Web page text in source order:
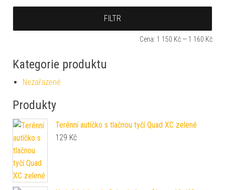
FILTR
Cena: 1 150 Kč — 1 160 Kč
Kategorie produktu
Nezařazené
Produkty
Terénní autíčko s tlačnou tyčí Quad XC zelené
129 Kč